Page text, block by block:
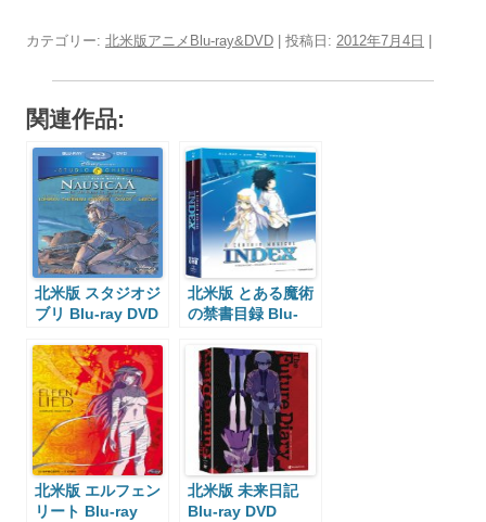
カテゴリー: 北米版アニメBlu-ray&DVD | 投稿日: 2012年7月4日
関連作品:
北米版 スタジオジ
ブリ Blu-ray DVD
北米版 とある魔術
の禁書目録 Blu-
北米版 エルフェン
リート Blu-ray
北米版 未来日記
Blu-ray DVD